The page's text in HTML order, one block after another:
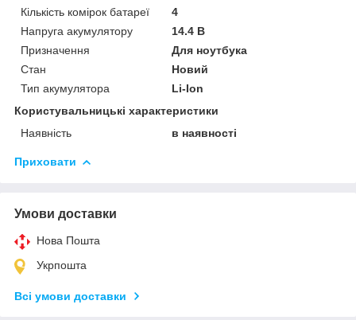
Кількість комірок батареї
4
Напруга акумулятору
14.4 В
Призначення
Для ноутбука
Стан
Новий
Тип акумулятора
Li-Ion
Користувальницькі характеристики
Наявність
в наявності
Приховати
Умови доставки
Нова Пошта
Укрпошта
Всі умови доставки